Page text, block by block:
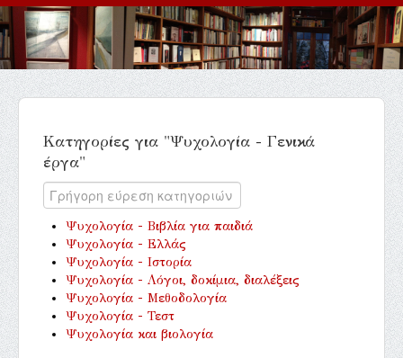
Εκδηλώσεις
Επικοινωνία
Κατηγορίες για "Ψυχολογία - Γενικά
έργα"
Ψυχολογία - Βιβλία για παιδιά
Ψυχολογία - Ελλάς
Ψυχολογία - Ιστορία
Ψυχολογία - Λόγοι, δοκίμια, διαλέξεις
Ψυχολογία - Μεθοδολογία
Ψυχολογία - Τεστ
Ψυχολογία και βιολογία